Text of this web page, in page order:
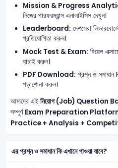
Mission & Progress
নিজের পারফরম্যান্স এনালাইসিস দেখুন।
Leaderboard: দেশসেরা
প্রতিযোগিতা করুন।
Mock Test & Exam: রিয়েল
যাচাই করুন।
PDF Download: প্রশ্ন ও
পড়াশোনা করুন।
আমাদের এই নিয়োগ (Job) Question
সম্পূর্ণ Exam Preparation
Practice + Analysis +
এর প্রশ্ন ও সমাধান কি এখানে পাওয়া যাবে?